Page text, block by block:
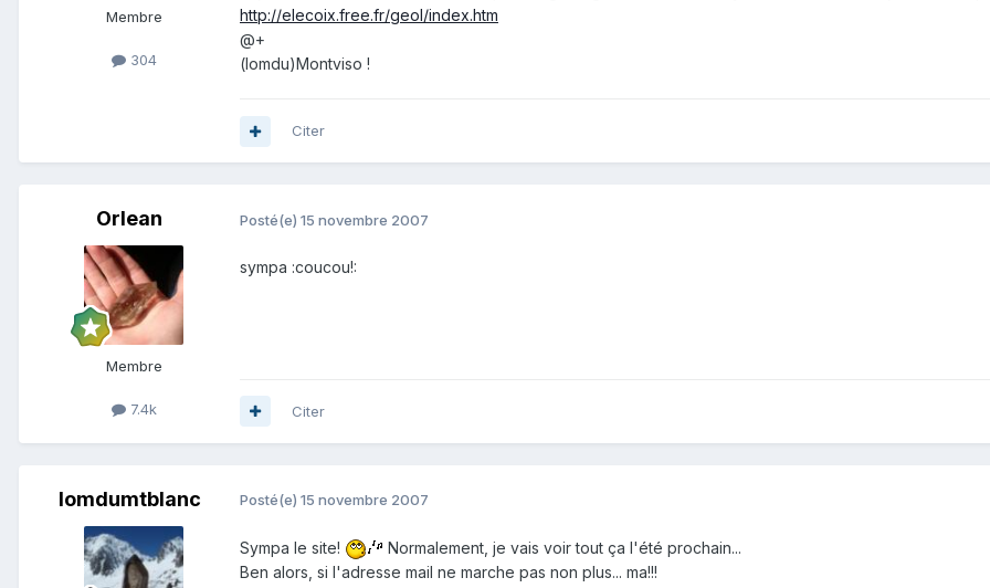
Membre
304
http://elecoix.free.fr/geol/index.htm
@+
(lomdu)Montviso !
Citer
Orlean
Membre
7.4k
Posté(e) 15 novembre 2007
sympa :coucou!:
Citer
lomdumtblanc Posté(e) 15 novembre 2007
Sympa le site!
Normalement, je vais voir tout ça l'été prochain...
Ben alors, si l'adresse mail ne marche pas non plus... ma!!!